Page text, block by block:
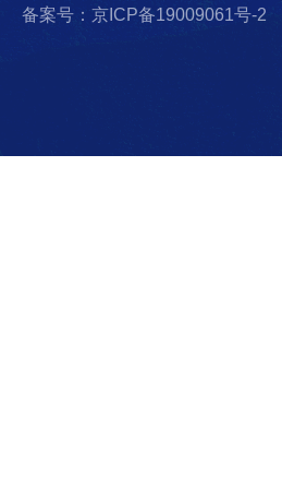
备案号：京ICP备19009061号-2